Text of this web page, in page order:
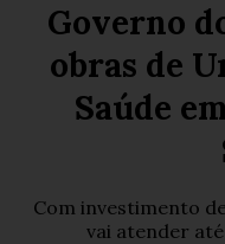
Governo
obras de
Saúde
Com investimento
vai atender